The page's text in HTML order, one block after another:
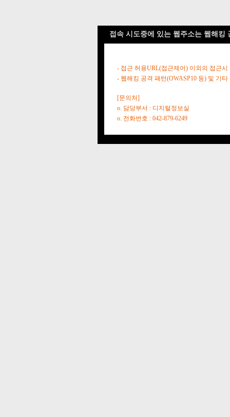
접속 시도중에 있는 웹주소는 웹해킹
- 접근 허용URL(접근제어) 이외의 접근시
- 웹해킹 공격 패턴(OWASP10 등) 및 기
[문의처]
o. 담당부서 : 디지털정보실
o. 전화번호 : 042-879-6249